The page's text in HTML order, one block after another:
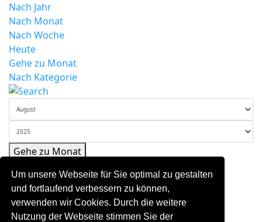
Um unsere Webseite für Sie optimal zu gestalten
und fortlaufend verbessern zu können,
verwenden wir Cookies. Durch die weitere
Nutzung der Webseite stimmen Sie der
Nach Jahr
Nach Monat
Nach Woche
Heute
Gehe zu Monat
Nach Kategorie
Gehe zu Monat
Dienstag, 19. August 2025
Folgetag
Es wurden keine Events gefunden